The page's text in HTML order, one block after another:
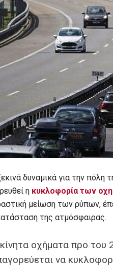
δυναμικά για την
η κυκλοφορία των
μείωση των ρύπων,
της ατμόσφαιρας.
οχήματα προ του
να